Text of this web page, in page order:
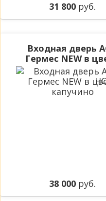
31 800 руб.
Входная дверь
Гермес NEW в
капучино
38 000 руб.